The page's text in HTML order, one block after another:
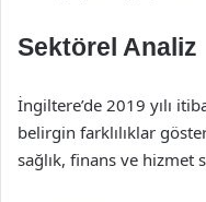
Sektörel Analiz
İngiltere’de 2019 yılı
belirgin farklılıklar
sağlık, finans ve hizmet